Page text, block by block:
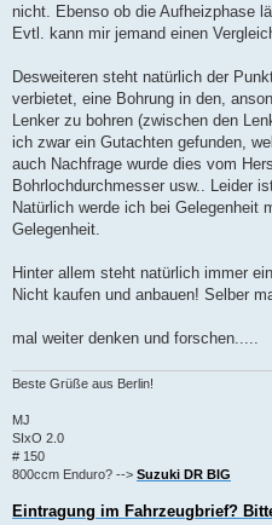
nicht. Ebenso ob die Aufheizphase
Evtl. kann mir jemand einen
Desweiteren steht natürlich der
verbietet, eine Bohrung in den,
Lenker zu bohren (zwischen den
ich zwar ein Gutachten gefunden,
auch Nachfrage wurde dies vom
Bohrlochdurchmesser usw.. Leider
Natürlich werde ich bei Gelegenheit
Gelegenheit.
Hinter allem steht natürlich immer
Nicht kaufen und anbauen! Selber
mal weiter denken und forschen.....
Beste Grüße aus Berlin!
MJ
SIxO 2.0
# 150
800ccm Enduro? --> Suzuki DR BIG
Eintragung im Fahrzeugbrief?